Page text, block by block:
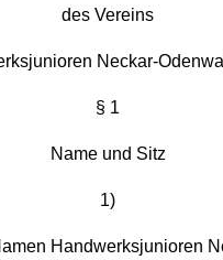
des Vereins
Neckar-
§ 1
Name und Sitz
1)
Handwerksjunioren